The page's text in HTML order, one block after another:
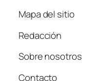
Mapa del sitio
Redacción
Sobre nosotros
Contacto